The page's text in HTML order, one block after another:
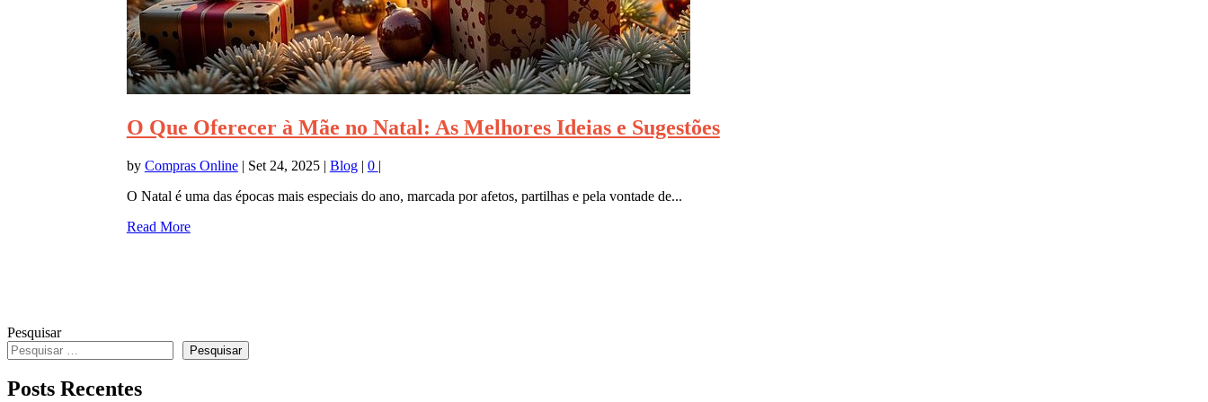
O Que Oferecer à Mãe no Natal: As Melhores Ideias e Sugestões
by Compras Online| Set 24, 2025| Blog| 0 |
O Natal é uma das épocas mais especiais do ano, marcada por afetos, partilhas e pela vontade de...
Read More
Pesquisar
Pesquisar
Posts Recentes